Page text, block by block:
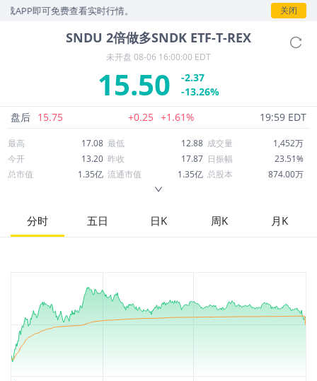
即可免费查看实时行情。 关闭
SNDU 2倍做多SNDK ETF-T-REX
未开盘 08-06 16:00:00 EDT
15.50
-2.37
-13.26%
盘后 15.75 +0.25 +1.61% 19:59 EDT
最高 17.08 最低 12.88 成交量
1,452万
今开
13.20 昨收 17.87 日振幅
23.51%
总市值
1.35亿 流通市值 1.35亿 总股本
874.00万
52周最高
79.00 市盈率
股息
分时 五日 日K 周K 月K